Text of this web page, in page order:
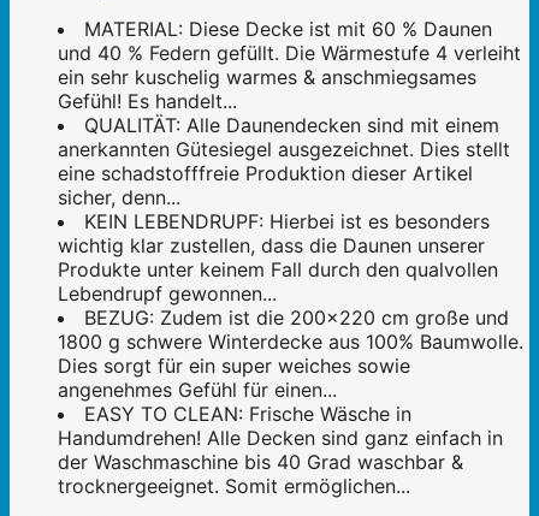
MATERIAL: Diese Decke ist mit 60 % Daunen
und 40 % Federn gefüllt. Die Wärmestufe 4 verleiht
ein sehr kuschelig warmes & anschmiegsames
Gefühl! Es handelt...
QUALITÄT: Alle Daunendecken sind mit einem
anerkannten Gütesiegel ausgezeichnet. Dies stellt
eine schadstofffreie Produktion dieser Artikel
sicher, denn...
KEIN LEBENDRUPF: Hierbei ist es besonders
wichtig klar zustellen, dass die Daunen unserer
Produkte unter keinem Fall durch den qualvollen
Lebendrupf gewonnen...
BEZUG: Zudem ist die 200x220 cm große und
1800 g schwere Winterdecke aus 100% Baumwolle.
Dies sorgt für ein super weiches sowie
angenehmes Gefühl für einen...
EASY TO CLEAN: Frische Wäsche in
Handumdrehen! Alle Decken sind ganz einfach in
der Waschmaschine bis 40 Grad waschbar &
trocknergeeignet. Somit ermöglichen...